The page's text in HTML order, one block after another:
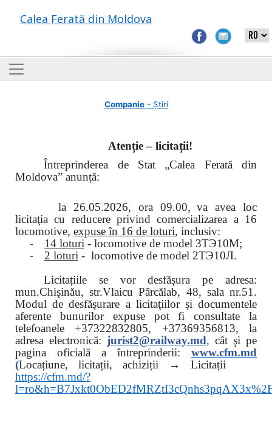
Calea Ferată din Moldova
Companie- Știri
Atenție – licitații!
Întreprinderea de Stat „Calea Ferată din
Moldova” anunță:
la 26.05.2026, ora 09.00, va avea loc
licitaţia cu reducere privind comercializarea a 16
locomotive, expuse în 16 de loturi, inclusiv:
- 14 loturi - locomotive de model 3ТЭ10М;
- 2 loturi - locomotive de model 2ТЭ10Л.
Licitațiile se vor desfășura pe adresa:
mun.Chişinău, str.Vlaicu Pârcălab, 48, sala nr.51.
Modul de desfăşurare a licitaţiilor și documentele
aferente bunurilor expuse pot fi consultate la
telefoanele +37322832805, +37369356813, la
adresa electronică: jurist2@railway.md, cât şi pe
pagina oficială a întreprinderii:
www.cfm.md
(Locațiune, licitații, achiziții → Licitații
https://cfm.md/?